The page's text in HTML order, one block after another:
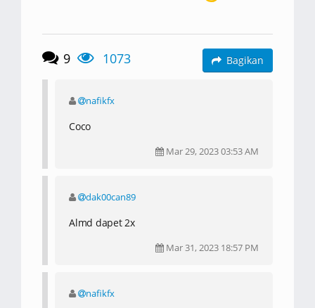
9 1073 Bagikan
nafikfx
Coco
Mar 29, 2023 03:53 AM
dak00can89
Almd dapet 2x
Mar 31, 2023 18:57 PM
nafikfx